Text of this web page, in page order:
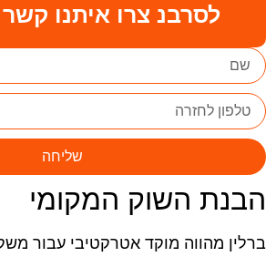
לסרבנ צרו איתנו
שליחה
השוק המקומי
מהווה מוקד אטרקטיבי עבור